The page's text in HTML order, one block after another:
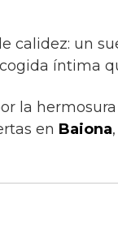
calidez: un
íntima
la
en Baiona